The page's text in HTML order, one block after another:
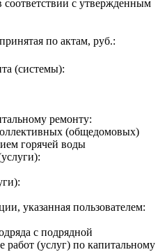
с утвержденным
по актам, руб.:
(системы):
ремонту:
(общедомовых)
горячей воды
указанная пользователем:
с подрядной
работ (услуг) по капитальному